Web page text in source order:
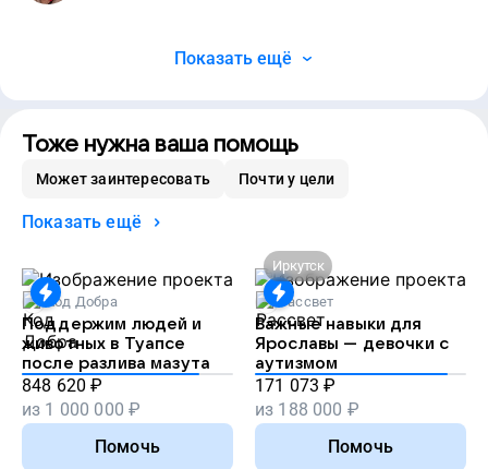
Показать ещё
Тоже нужна ваша помощь
Может заинтересовать Почти у цели
Показать ещё
Код Добра
Поддержим людей и
животных в Туапсе
после разлива мазута
848 620 ₽
из 1 000 000 ₽
Помочь
Иркутск
Рассвет
Важные навыки для
Ярославы — девочки с
аутизмом
171 073 ₽
из 188 000 ₽
Помочь